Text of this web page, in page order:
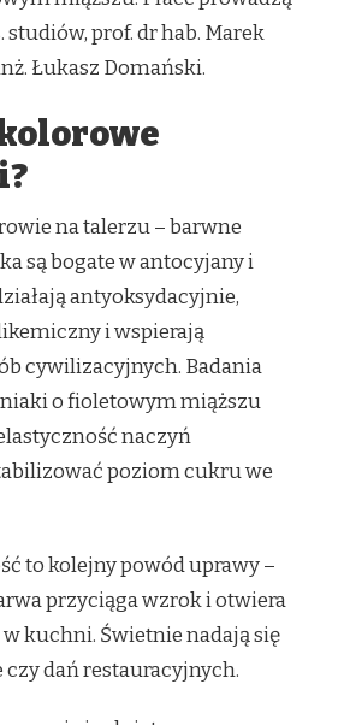
prof. dr hab. Marek
Łukasz Domański.
na talerzu – barwne
są bogate w antocyjany i
antyoksydacyjnie,
i wspierają
cywilizacyjnych. Badania
o fioletowym miąższu
naczyń
poziom cukru we
to kolejny powód uprawy –
przyciąga wzrok i otwiera
kuchni. Świetnie nadają się
czy dań restauracyjnych.